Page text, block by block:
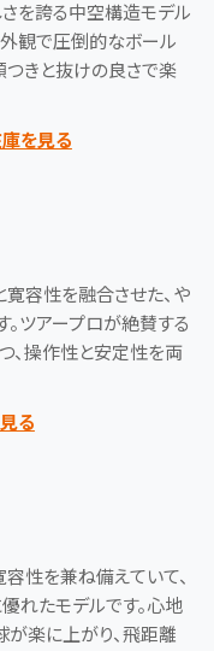
を誇る中空構造モデル
外観で圧倒的なボール
つきと抜けの良さで楽
を見る
容性を融合させた、や
。ツアープロが絶賛する
、操作性と安定性を両
る
性を兼ね備えていて、
れたモデルです。心地
が楽に上がり、飛距離